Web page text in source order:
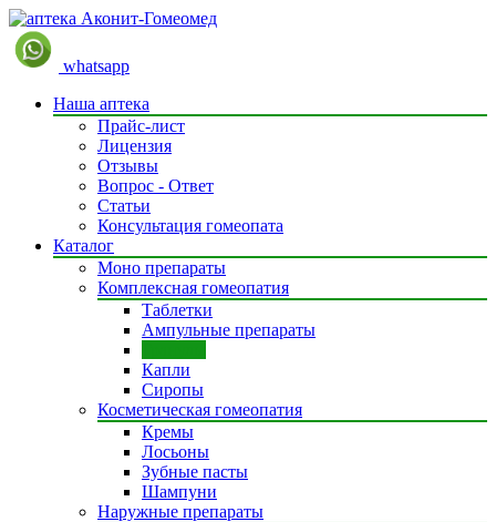
whatsapp
Наша аптека
Прайс-лист
Лицензия
Отзывы
Вопрос - Ответ
Статьи
Консультация гомеопата
Каталог
Моно препараты
Комплексная гомеопатия
Таблетки
Ампульные препараты
Капли
Сиропы
Косметическая гомеопатия
Кремы
Лосьоны
Зубные пасты
Шампуни
Наружные препараты